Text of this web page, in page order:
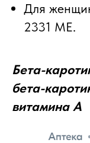
Для
2331 МЕ.
Бета-
бета-
витамина А